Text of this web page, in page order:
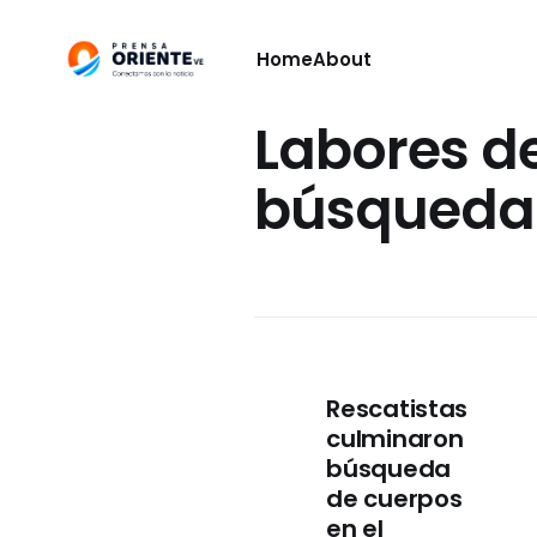
HomeAbout
Labores
búsqueda
Rescatistas
culminaron
búsqueda
de cuerpos
en el